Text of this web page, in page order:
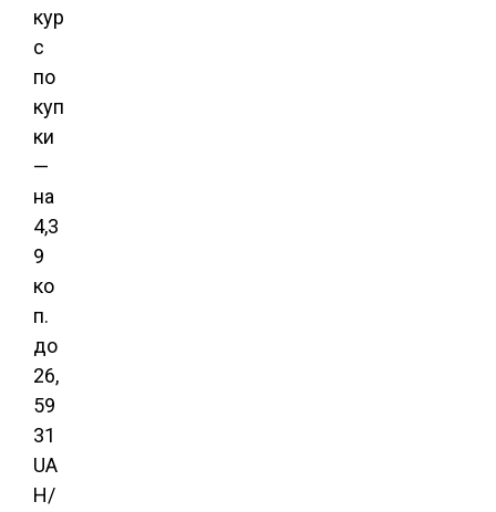
кур
с
по
куп
ки
—
на
4,3
9
ко
п.
до
26,
59
31
UA
H/